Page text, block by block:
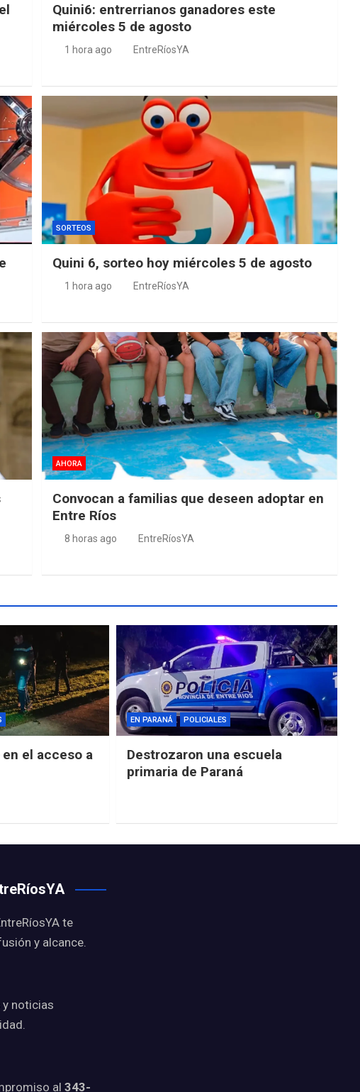
Quini6: entrerrianos ganadores este
miércoles 5 de agosto
1 hora ago EntreRíosYA
SORTEOS
Quini 6, sorteo hoy miércoles 5 de agosto
1 hora ago EntreRíosYA
AHORA
Convocan a familias que deseen adoptar en
Entre Ríos
8 horas ago EntreRíosYA
el acceso a
EN PARANÁ POLICIALES
Destrozaron una escuela
primaria de Paraná
te
y alcance.
noticias
al 343-